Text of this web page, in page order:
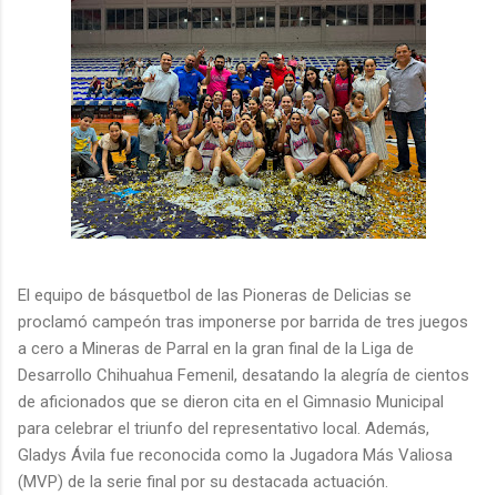
El equipo de básquetbol de las Pioneras de Delicias se
proclamó campeón tras imponerse por barrida de tres juegos
a cero a Mineras de Parral en la gran final de la Liga de
Desarrollo Chihuahua Femenil, desatando la alegría de cientos
de aficionados que se dieron cita en el Gimnasio Municipal
para celebrar el triunfo del representativo local. Además,
Gladys Ávila fue reconocida como la Jugadora Más Valiosa
(MVP) de la serie final por su destacada actuación.